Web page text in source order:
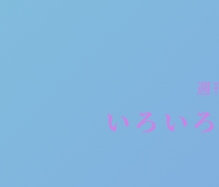
週
いろい